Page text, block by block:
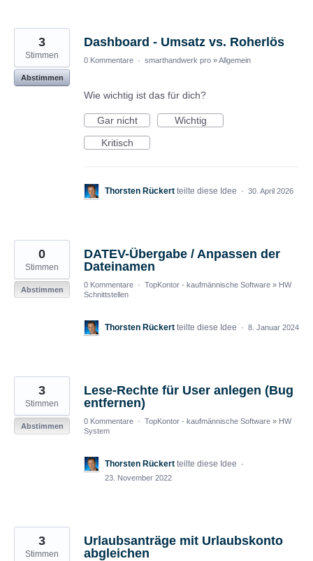
Dashboard - Umsatz vs. Roherlös
3
Stimmen
Abstimmen
0 Kommentare · smarthandwerk pro »Allgemein
Wie wichtig ist das für dich?
Gar nicht
Wichtig
Kritisch
Thorsten Rückert teilte diese Idee · 30. April 2026
DATEV-Übergabe / Anpassen der
Dateinamen
0
Stimmen
Abstimmen
0 Kommentare · TopKontor - kaufmännische Software » HW
Schnittstellen
Thorsten Rückert teilte diese Idee · 8. Januar 2024
Lese-Rechte für User anlegen (Bug
entfernen)
3
Stimmen
Abstimmen
0 Kommentare · TopKontor - kaufmännische Software » HW
System
Thorsten Rückert teilte diese Idee ·
23. November 2022
Urlaubsanträge mit Urlaubskonto
abgleichen
3
Stimmen